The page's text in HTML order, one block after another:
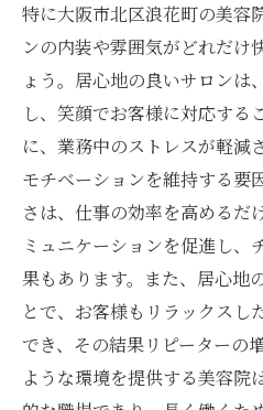
特に大阪市北区浪花町の美容
ンの内装や雰囲気がどれだけ
ょう。居心地の良いサロンは
し、笑顔でお客様に対応する
に、業務中のストレスが軽減
モチベーションを維持する要
さは、仕事の効率を高めるだ
ミュニケーションを促進し、
果もあります。また、居心地
とで、お客様もリラックスし
でき、その結果リピーターの
ような環境を提供する美容院